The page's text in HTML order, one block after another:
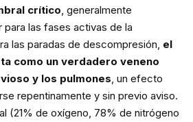
crítico, generalmente
para las fases activas de la
las paradas de descompresión, el
como un verdadero veneno
y los pulmones, un efecto
repentinamente y sin previo aviso.
(21% de oxígeno, 78% de nitrógeno